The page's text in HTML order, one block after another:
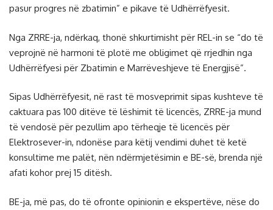
pasur progres në zbatimin” e pikave të Udhërrëfyesit.
Nga ZRRE-ja, ndërkaq, thonë shkurtimisht për REL-in se “do të
veprojnë në harmoni të plotë me obligimet që rrjedhin nga
Udhërrëfyesi për Zbatimin e Marrëveshjeve të Energjisë”.
Sipas Udhërrëfyesit, në rast të mosveprimit sipas kushteve të
caktuara pas 100 ditëve të lëshimit të licencës, ZRRE-ja mund
të vendosë për pezullim apo tërheqje të licencës për
Elektrosever-in, ndonëse para këtij vendimi duhet të ketë
konsultime me palët, nën ndërmjetësimin e BE-së, brenda një
afati kohor prej 15 ditësh.
BE-ja, më pas, do të ofronte opinionin e ekspertëve, nëse do